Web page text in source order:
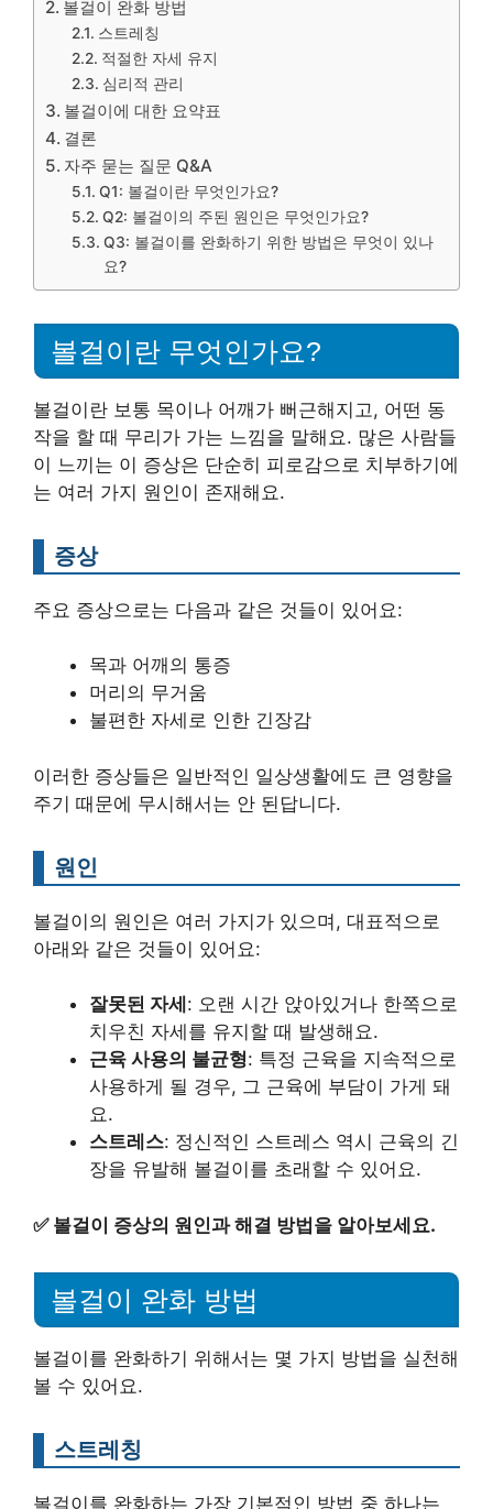
볼걸이 완화 방법
스트레칭
적절한 자세 유지
심리적 관리
볼걸이에 대한 요약표
결론
자주 묻는 질문 Q&A
Q1: 볼걸이란 무엇인가요?
Q2: 볼걸이의 주된 원인은 무엇인가요?
Q3: 볼걸이를 완화하기 위한 방법은 무엇이 있나
요?
볼걸이란 무엇인가요?
볼걸이란 보통 목이나 어깨가 뻐근해지고, 어떤 동
작을 할 때 무리가 가는 느낌을 말해요. 많은 사람들
이 느끼는 이 증상은 단순히 피로감으로 치부하기에
는 여러 가지 원인이 존재해요.
증상
주요 증상으로는 다음과 같은 것들이 있어요:
목과 어깨의 통증
머리의 무거움
불편한 자세로 인한 긴장감
이러한 증상들은 일반적인 일상생활에도 큰 영향을
주기 때문에 무시해서는 안 된답니다.
원인
볼걸이의 원인은 여러 가지가 있으며, 대표적으로
아래와 같은 것들이 있어요:
잘못된 자세 : 오랜 시간 앉아있거나 한쪽으로
치우친 자세를 유지할 때 발생해요.
근육 사용의 불균형: 특정 근육을 지속적으로
사용하게 될 경우, 그 근육에 부담이 가게 돼
요.
스트레스: 정신적인 스트레스 역시 근육의 긴
장을 유발해 볼걸이를 초래할 수 있어요.
✅ 볼걸이 증상의 원인과 해결 방법을 알아보세요.
볼걸이 완화 방법
볼걸이를 완화하기 위해서는 몇 가지 방법을 실천해
볼 수 있어요.
스트레칭
볼걸이를 완화하는 가장 기본적인 방법 중 하나는